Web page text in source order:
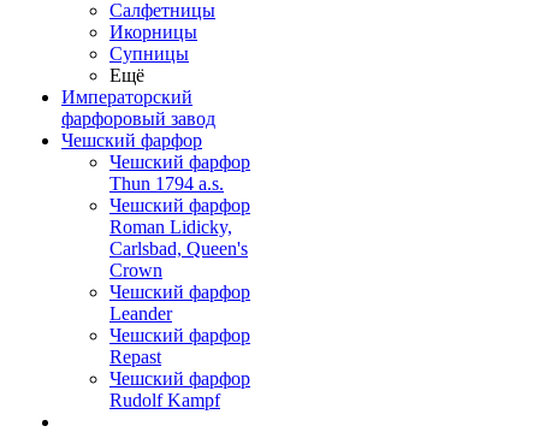
Салфетницы
Икорницы
Супницы
Ещё
Императорский
фарфоровый завод
Чешский фарфор
Чешский фарфор
Thun 1794 a.s.
Чешский фарфор
Roman Lidicky,
Carlsbad, Queen's
Crown
Чешский фарфор
Leander
Чешский фарфор
Repast
Чешский фарфор
Rudolf Kampf